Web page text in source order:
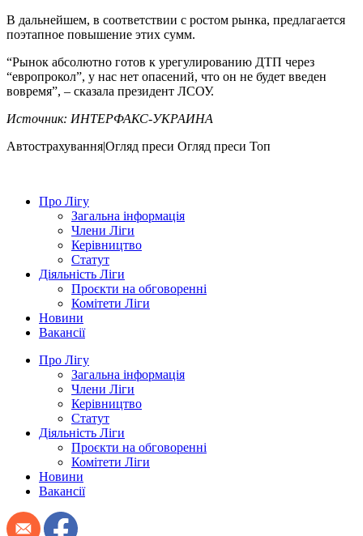
В дальнейшем, в соответствии с ростом рынка, предлагается
поэтапное повышение этих сумм.
“Рынок абсолютно готов к урегулированию ДТП через
“европрокол”, у нас нет опасений, что он не будет введен
вовремя”, – сказала президент ЛСОУ.
Источник: ИНТЕРФАКС-УКРАИНА
Автострахування|Огляд преси Огляд преси Топ
Про Лігу
Загальна інформація
Члени Ліги
Керівництво
Статут
Діяльність Ліги
Проєкти на обговоренні
Комітети Ліги
Новини
Вакансії
Про Лігу
Загальна інформація
Члени Ліги
Керівництво
Статут
Діяльність Ліги
Проєкти на обговоренні
Комітети Ліги
Новини
Вакансії